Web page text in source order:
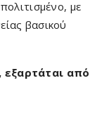
με
βασικού
εξαρτάται από